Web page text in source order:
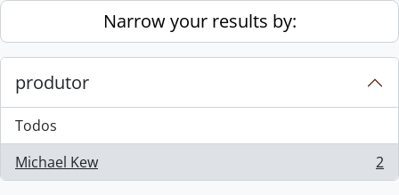
Skip to main contentNarrow your results by:
produtor
Todos
Michael Kew
, 2 resultados 2